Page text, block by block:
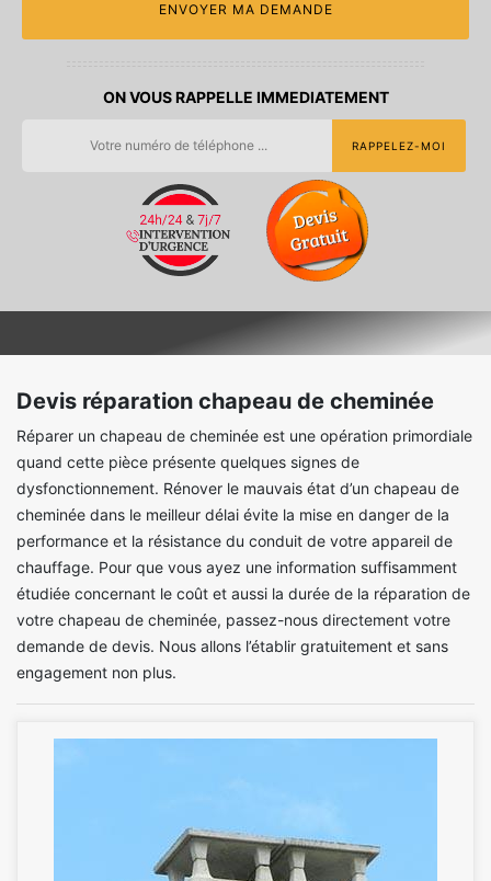
ON VOUS RAPPELLE IMMEDIATEMENT
Devis réparation chapeau de cheminée
Réparer un chapeau de cheminée est une opération primordiale
quand cette pièce présente quelques signes de
dysfonctionnement. Rénover le mauvais état d’un chapeau de
cheminée dans le meilleur délai évite la mise en danger de la
performance et la résistance du conduit de votre appareil de
chauffage. Pour que vous ayez une information suffisamment
étudiée concernant le coût et aussi la durée de la réparation de
votre chapeau de cheminée, passez-nous directement votre
demande de devis. Nous allons l’établir gratuitement et sans
engagement non plus.